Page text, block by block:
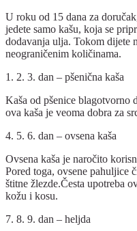
U roku od 15 dana za
jedete samo kašu, koja se
dodavanja ulja. Tokom dijete
neograničenim količinama.
1. 2. 3. dan – pšenična kaša
Kaša od pšenice blagotvorno
ova kaša je veoma dobra za
4. 5. 6. dan – ovsena kaša
Ovsena kaša je naročito
Pored toga, ovsene pahuljice
štitne žlezde.Česta upotreba
kožu i kosu.
7. 8. 9. dan – heljda